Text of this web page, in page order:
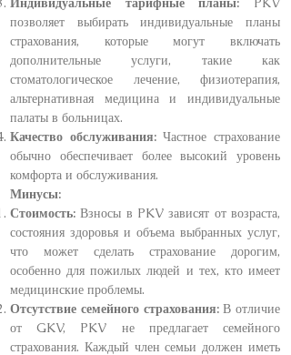
позволяет выбирать индивидуальные планы
страхования, которые могут включать
дополнительные услуги, такие как
стоматологическое лечение, физиотерапия,
альтернативная медицина и индивидуальные
палаты в больницах.
Качество обслуживания:Частное страхование
обычно обеспечивает более высокий уровень
комфорта и обслуживания.
Минусы:
Стоимость:Взносы в PKV зависят от возраста,
состояния здоровья и объема выбранных услуг,
что может сделать страхование дорогим,
особенно для пожилых людей и тех, кто имеет
медицинские проблемы.
Отсутствие семейного страхования:В отличие
от GKV, PKV не предлагает семейного
страхования. Каждый член семьи должен иметь